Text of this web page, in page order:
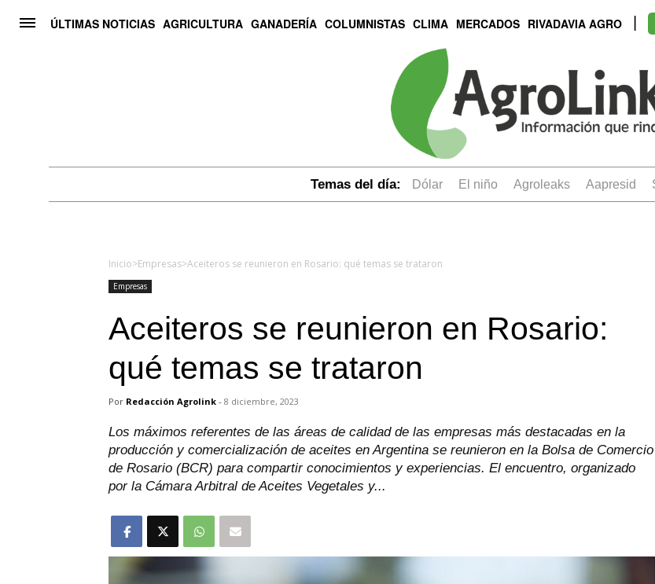
ÚLTIMAS NOTICIAS AGRICULTURA GANADERÍA COLUMNISTAS CLIMA MERCADOS RIVADAVIA AGRO
Temas del día: dólar el niño Agroleaks aapresid
Inicio>Empresas>Aceiteros se reunieron en Rosario: qué temas se trataron
Empresas
Aceiteros se reunieron en Rosario:
qué temas se trataron
Por Redacción Agrolink - 8 diciembre, 2023
Los máximos referentes de las áreas de calidad de las empresas más destacadas en la
producción y comercialización de aceites en Argentina se reunieron en la Bolsa de Comercio
de Rosario (BCR) para compartir conocimientos y experiencias. El encuentro, organizado
por la Cámara Arbitral de Aceites Vegetales y...